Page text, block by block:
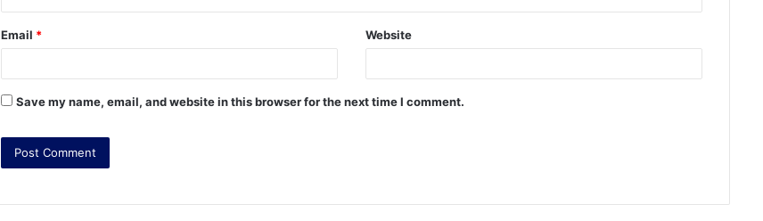
Email * Website
Save my name, email, and website in this browser for the next time I comment.